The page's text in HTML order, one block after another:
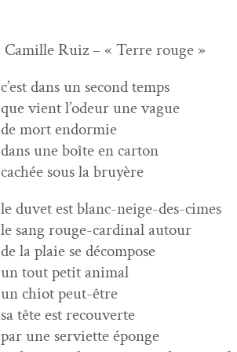
Camille Ruiz – « Terre rouge »
c’est dans un sec­ond temps
que vient l’odeur une vague
de mort endormie
dans une boîte en carton
cachée sous la bruyère
le duvet est blanc-neige-des-cimes
le sang rouge-car­di­nal autour
de la plaie se décompose
un tout petit animal
un chiot peut-être
sa tête est recouverte
par une servi­ette éponge